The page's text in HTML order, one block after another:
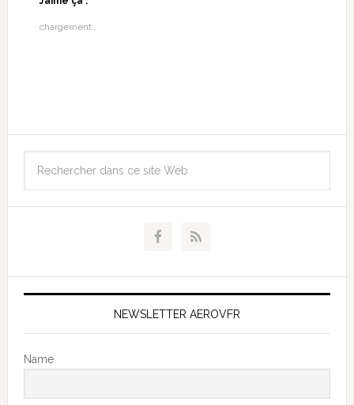
chargement…
NEWSLETTER AEROVFR
Name